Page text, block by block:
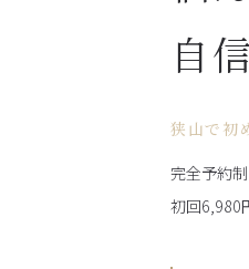
自
狭山で初
完全予約
初回6,980